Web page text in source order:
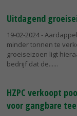
Uitdagend
19-02-2024-
minder tonnen te
groeiseizoen ligt
bedrijf dat de...
HZPC verkoopt
voor gangbare